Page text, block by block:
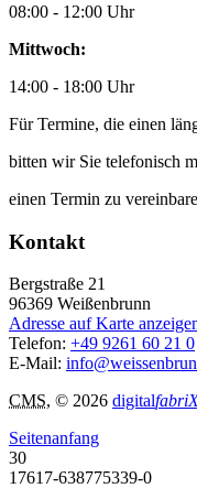
08:00 - 12:00 Uhr
Mittwoch:
14:00 - 18:00 Uhr
Für Termine, die einen
bitten wir Sie telefonisch
einen Termin zu
Kontakt
Bergstraße 21
96369 Weißenbrunn
Adresse auf Karte
Telefon: +49 9261 60 21 0
E-Mail:
CMS, © 2026 digital
Seitenanfang
30
17617-638775339-0